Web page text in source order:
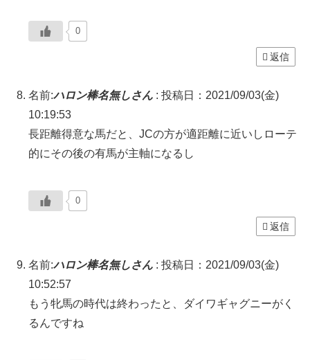
0
返信
名前:ハロン棒名無しさん : 投稿日：2021/09/03(金)
10:19:53
長距離得意な馬だと、JCの方が適距離に近いしローテ
的にその後の有馬が主軸になるし
0
返信
名前:ハロン棒名無しさん : 投稿日：2021/09/03(金)
10:52:57
もう牝馬の時代は終わったと、ダイワギャグニーがく
るんですね